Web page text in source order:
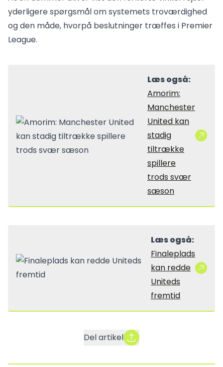
yderligere spørgsmål om systemets troværdighed
og den måde, hvorpå beslutninger træffes i Premier
League.
Læs også:
Amorim:
Manchester
United kan
stadig
tiltrække
spillere
trods svær
sæson
Læs også:
Finaleplads
kan redde
Uniteds
fremtid
Del artikel